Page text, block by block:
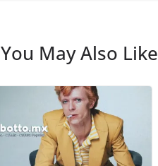
You May Also Like